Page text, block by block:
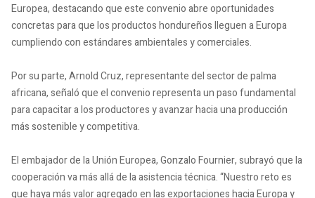
Europea, destacando que este convenio abre oportunidades
concretas para que los productos hondureños lleguen a Europa
cumpliendo con estándares ambientales y comerciales.
Por su parte, Arnold Cruz, representante del sector de palma
africana, señaló que el convenio representa un paso fundamental
para capacitar a los productores y avanzar hacia una producción
más sostenible y competitiva.
El embajador de la Unión Europea, Gonzalo Fournier, subrayó que la
cooperación va más allá de la asistencia técnica. “Nuestro reto es
que haya más valor agregado en las exportaciones hacia Europa y